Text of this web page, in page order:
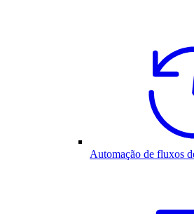
Automação de fluxos